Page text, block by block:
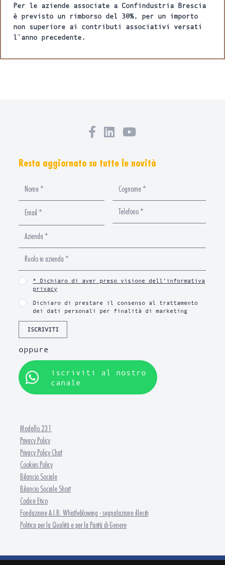
Per le aziende associate a Confindustria Brescia
è previsto un rimborso del 30%, per un importo
non superiore ai contributi associativi versati
l`anno precedente.
Resta aggiornato su tutte le novità
* Dichiaro di aver preso visione dell’informativa
privacy
Dichiaro di prestare il consenso al trattamento
dei dati personali per finalità di marketing
ISCRIVITI
oppure
iscriviti al nostro
canale
Modello 231
Privacy Policy
Privacy Policy Chat
Cookies Policy
Bilancio Sociale
Bilancio Sociale Short
Codice Etico
Fondazione A.I.B. Whistleblowing - segnalazione illeciti
Politica per la Qualità e per la Parità di Genere